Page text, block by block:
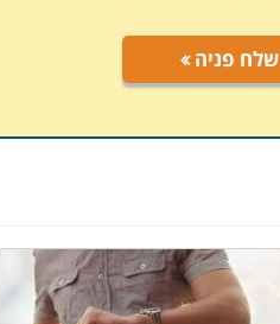
שלח פניה